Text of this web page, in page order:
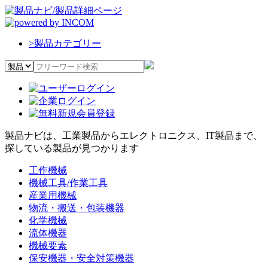
>製品カテゴリー
製品ナビは、工業製品からエレクトロニクス、IT製品まで、
探している製品が見つかります
工作機械
機械工具/作業工具
産業用機械
物流・搬送・包装機器
化学機械
流体機器
機械要素
保安機器・安全対策機器